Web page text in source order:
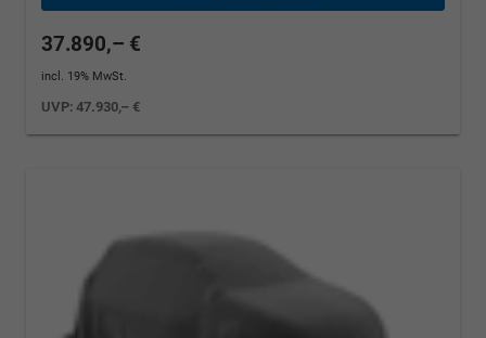
37.890,– €
incl. 19% MwSt.
UVP:47.930,– €